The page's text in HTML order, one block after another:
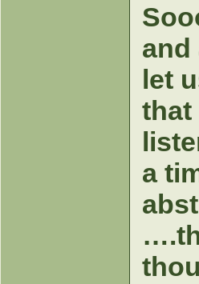
let
that
a